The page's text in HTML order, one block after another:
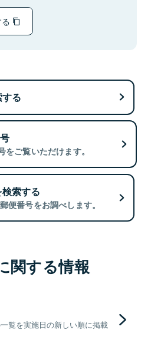
る
ご覧いただけます。
索する
便番号をお調べします。
関する情報
覧を実施日の新しい順に掲載